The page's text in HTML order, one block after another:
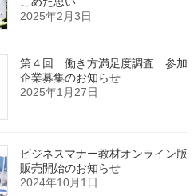
2025年2月3日
第４回 働き方満足度調査 参加
企業募集のお知らせ
2025年1月27日
ビジネスマナー教材オンライン版
販売開始のお知らせ
2024年10月1日